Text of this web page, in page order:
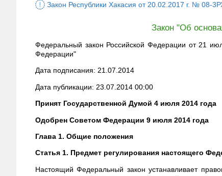
Закон Республики Хакасия от 20.02.2017 г. № 08-
Закон "Об
Федеральный закон Российской Федерации от 21
Федерации"
Дата подписания: 21.07.2014
Дата публикации: 23.07.2014 00:00
Принят Государственной Думой 4 июля 2014 года
Одобрен Советом Федерации 9 июля 2014 года
Глава 1. Общие положения
Статья 1. Предмет регулирования настоящего
Настоящий Федеральный закон устанавливает